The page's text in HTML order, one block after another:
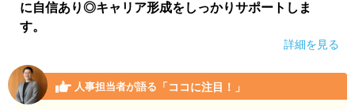
に自信あり◎キャリア形成をしっかりサポートしま
す。
詳細を見る
人事担当者が語る 「ココに注目！」